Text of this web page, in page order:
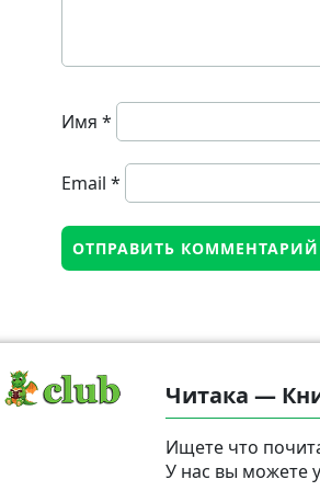
Имя *
Email *
Читака —
Ищете что
У нас вы можете